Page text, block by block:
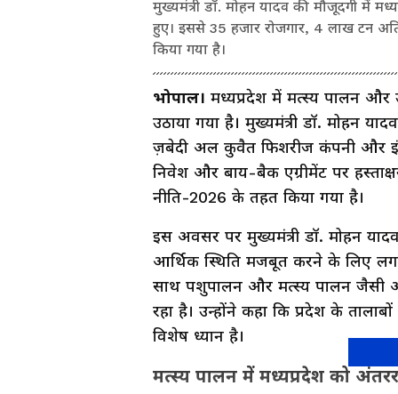
मुख्यमंत्री डॉ. मोहन यादव की मौजूदगी में
हुए। इससे 35 हजार रोजगार, 4 लाख टन
किया गया है।
भोपाल। मध्यप्रदेश में मत्स्य पालन और
उठाया गया है। मुख्यमंत्री डॉ. मोहन
ज़बेदी अल कुवैत फिशरीज कंपनी और
निवेश और बाय-बैक एग्रीमेंट पर
नीति-2026 के तहत किया गया है।
इस अवसर पर मुख्यमंत्री डॉ. मोहन
आर्थिक स्थिति मजबूत करने के लिए
साथ पशुपालन और मत्स्य पालन जैसी आय
रहा है। उन्होंने कहा कि प्रदेश के
विशेष ध्यान है।
मत्स्य पालन में मध्यप्रदेश को